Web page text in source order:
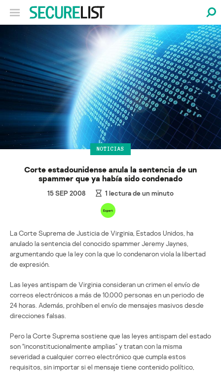
NOTICIAS
Corte estadounidense anula la sentencia de un
spammer que ya había sido condenado
15 SEP 2008 1 lectura de un minuto
La Corte Suprema de Justicia de Virginia, Estados Unidos, ha
anulado la sentencia del conocido spammer Jeremy Jaynes,
argumentando que la ley con la que lo condenaron viola la libertad
de expresión.
Las leyes antispam de Virginia consideran un crimen el envío de
correos electrónicos a más de 10.000 personas en un periodo de
24 horas. Además, prohíben el envío de mensajes masivos desde
direcciones falsas.
Pero la Corte Suprema sostiene que las leyes antispam del estado
son “inconstitucionalmente amplias” y tratan con la misma
severidad a cualquier correo electrónico que cumpla estos
requisitos, sin importar si el mensaje tiene contenido político,